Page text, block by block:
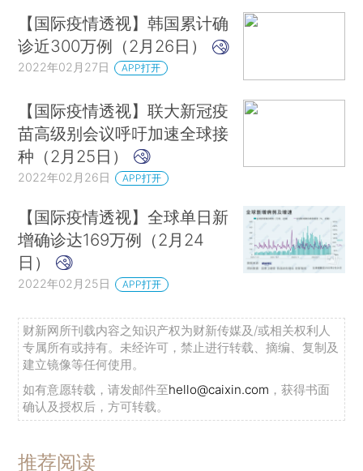
【国际疫情透视】韩国累计确
诊近300万例（2月26日）
2022年02月27日 APP打开
【国际疫情透视】联大新冠疫
苗高级别会议呼吁加速全球接
种（2月25日）
2022年02月26日 APP打开
【国际疫情透视】全球单日新
增确诊达169万例（2月24
日）
2022年02月25日 APP打开
财新网所刊载内容之知识产权为财新传媒及/或相关权利人
专属所有或持有。未经许可，禁止进行转载、摘编、复制及
建立镜像等任何使用。
如有意愿转载，请发邮件至hello@caixin.com ，获得书面
确认及授权后，方可转载。
推荐阅读